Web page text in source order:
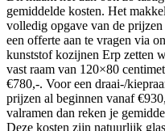
gemiddelde kosten. Het
volledig opgave van de
een offerte aan te vragen via
kunststof kozijnen Erp zetten
vast raam van 120×80
€780,-. Voor een draai-/
prijzen al beginnen vanaf
valramen dan reken je
Deze kosten zijn natuurlijk